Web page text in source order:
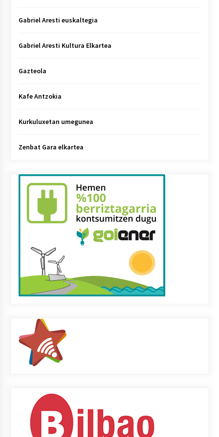
Gabriel Aresti euskaltegia
Gabriel Aresti Kultura Elkartea
Gazteola
Kafe Antzokia
Kurkuluxetan umegunea
Zenbat Gara elkartea